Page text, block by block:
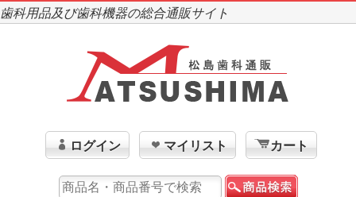
歯科用品及び歯科機器の総合通販サイト
ログイン マイリスト カート